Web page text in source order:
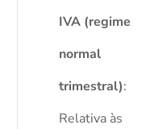
IVA (regime
normal
trimestral):
Relativa às